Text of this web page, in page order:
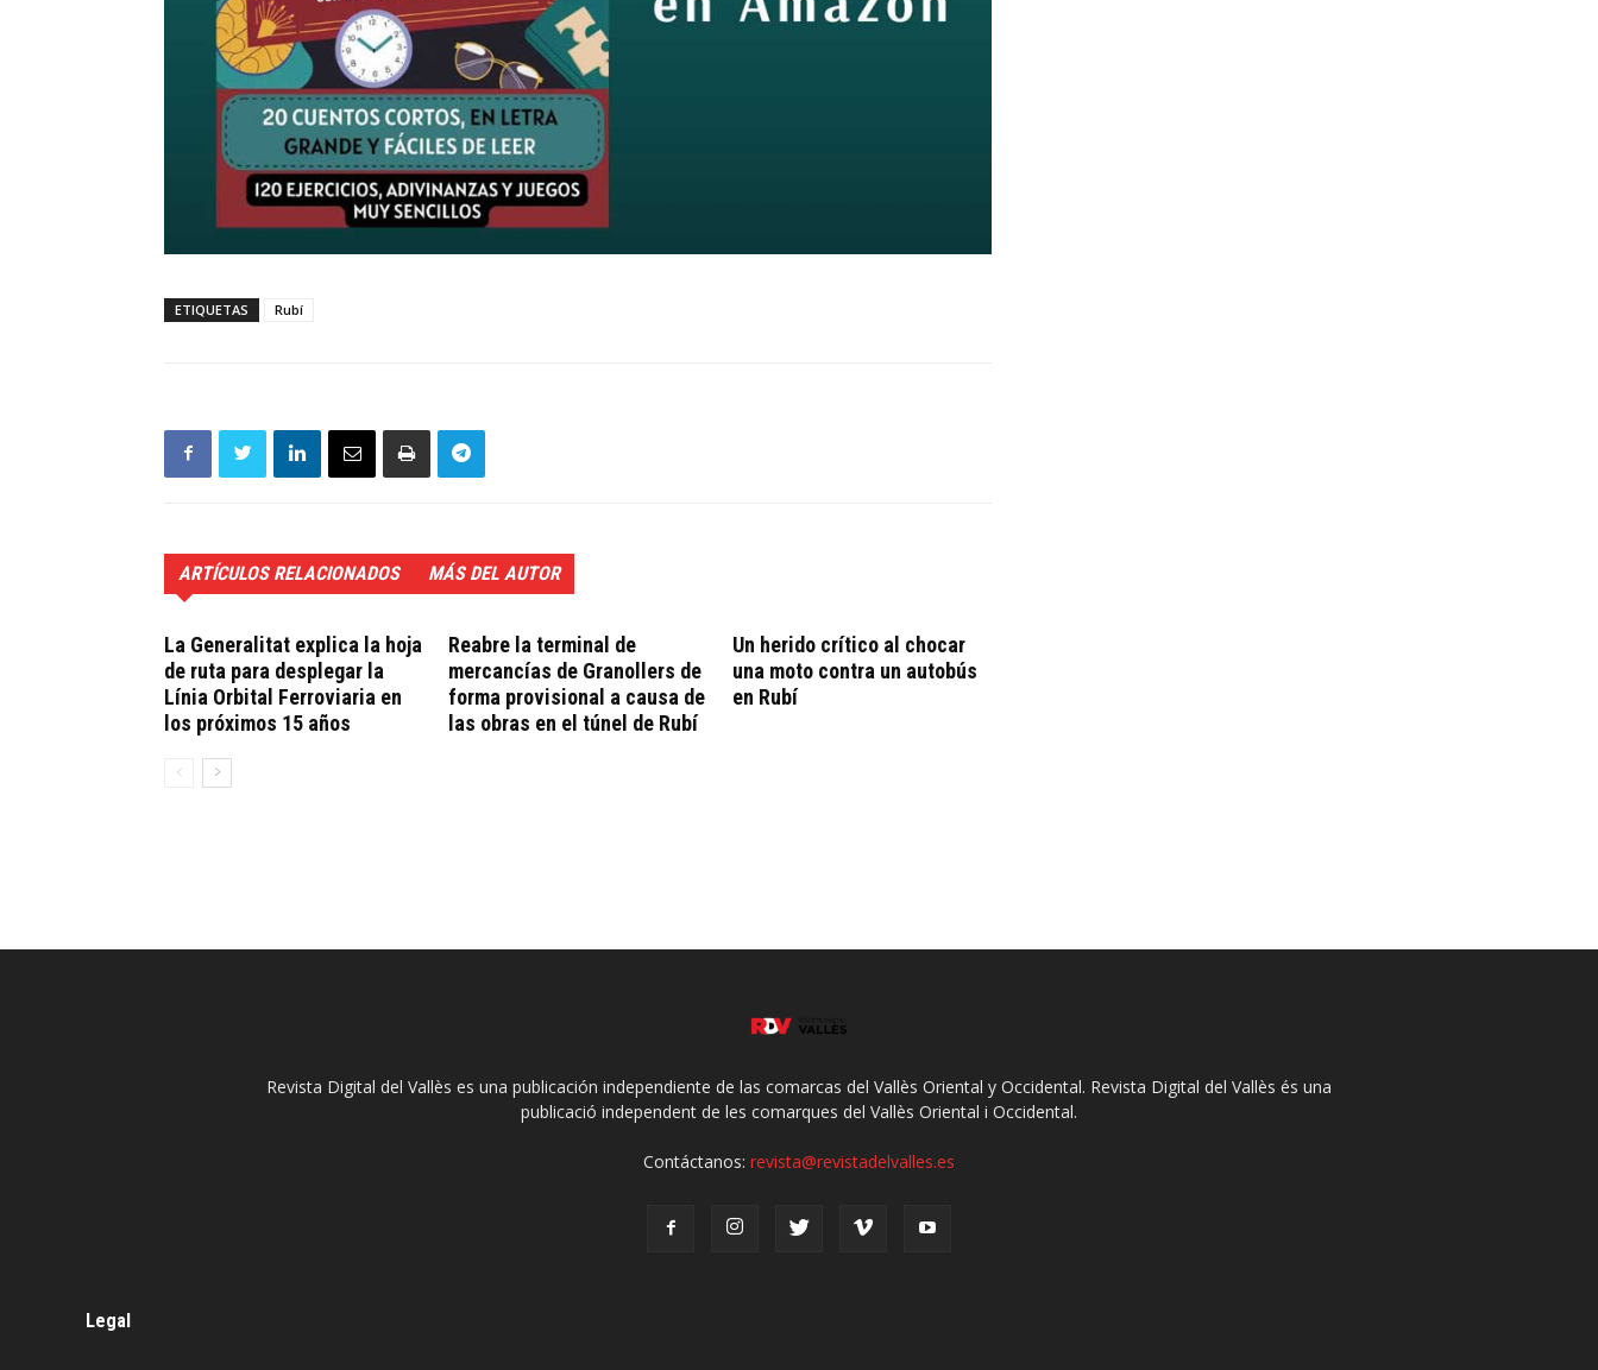
ETIQUETAS Rubí
ARTÍCULOS RELACIONADOS MÁS DEL AUTOR
La Generalitat explica la hoja
de ruta para desplegar la
Línia Orbital Ferroviaria en
los próximos 15 años
Reabre la terminal de
mercancías de Granollers de
forma provisional a causa de
las obras en el túnel de Rubí
Un herido crítico al chocar
una moto contra un autobús
en Rubí
Revista Digital del Vallès es una publicación independiente de las comarcas del Vallès Oriental y Occidental. Revista Digital del Vallès és una
publicació independent de les comarques del Vallès Oriental i Occidental.
Contáctanos: revista@revistadelvalles.es
Legal